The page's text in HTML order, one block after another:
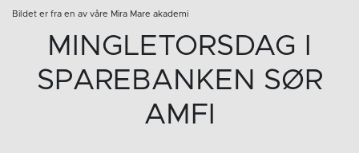
Bildet er fra en av våre Mira Mare akademi
MINGLETORSDAG I
SPAREBANKEN SØR
AMFI